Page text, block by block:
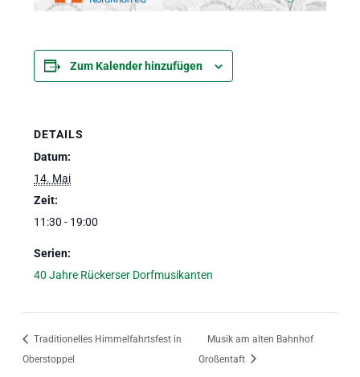
Zum Kalender hinzufügen
DETAILS
Datum:
14. Mai
Zeit:
11:30 - 19:00
Serien:
40 Jahre Rückerser Dorfmusikanten
Traditionelles Himmelfahrtsfest in
Oberstoppel
Musik am alten Bahnhof
Großentaft